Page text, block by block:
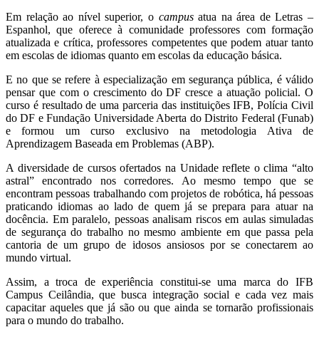
Em relação ao nível superior, o campusatua na área de Letras –
Espanhol, que oferece à comunidade professores com formação
atualizada e crítica, professores competentes que podem atuar tanto
em escolas de idiomas quanto em escolas da educação básica.
E no que se refere à especialização em segurança pública, é válido
pensar que com o crescimento do DF cresce a atuação policial. O
curso é resultado de uma parceria das instituições IFB, Polícia Civil
do DF e Fundação Universidade Aberta do Distrito Federal (Funab)
e formou um curso exclusivo na metodologia Ativa de
Aprendizagem Baseada em Problemas (ABP).
A diversidade de cursos ofertados na Unidade reflete o clima “alto
astral”encontrado nos corredores. Ao mesmo tempo que se
encontrampessoas trabalhando com projetos de robótica, há pessoas
praticando idiomas ao lado de quem já se prepara para atuar na
docência. Em paralelo, pessoas analisam riscos em aulas simuladas
de segurança do trabalho no mesmo ambiente em que passa pela
cantoria de um grupo de idosos ansiosos por se conectarem ao
mundo virtual.
Assim, a troca de experiência constitui-se uma marca do IFB
Campus Ceilândia, que busca integração social e cada vez mais
capacitar aqueles que já são ou que ainda se tornarão profissionais
para o mundo do trabalho.